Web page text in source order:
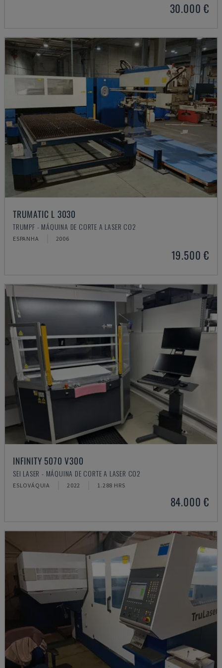
30.000 €
TRUMATIC L 3030
TRUMPF - MÁQUINA DE CORTE A LASER CO2
ESPANHA 2006
19.500 €
INFINITY 5070 V300
SEI LASER - MÁQUINA DE CORTE A LASER CO2
ESLOVÁQUIA 2022 1.288 HRS
84.000 €